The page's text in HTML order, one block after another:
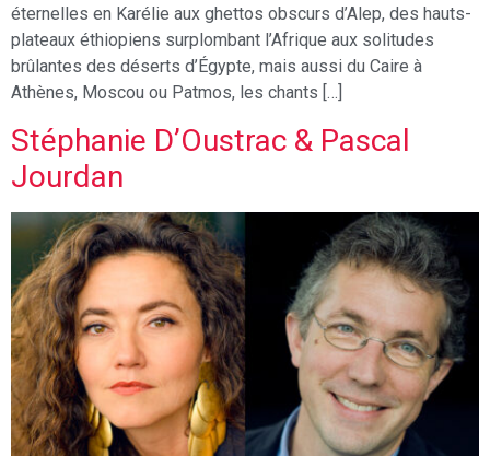
éternelles en Karélie aux ghettos obscurs d’Alep, des hauts-
plateaux éthiopiens surplombant l’Afrique aux solitudes
brûlantes des déserts d’Égypte, mais aussi du Caire à
Athènes, Moscou ou Patmos, les chants […]
Stéphanie D’Oustrac & Pascal
Jourdan